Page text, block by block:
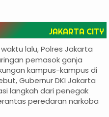
JAKARTA CITY
lalu, Polres Jakarta
pemasok ganja
kampus-kampus di
Gubernur DKI Jakarta
langkah dari penegak
peredaran narkoba